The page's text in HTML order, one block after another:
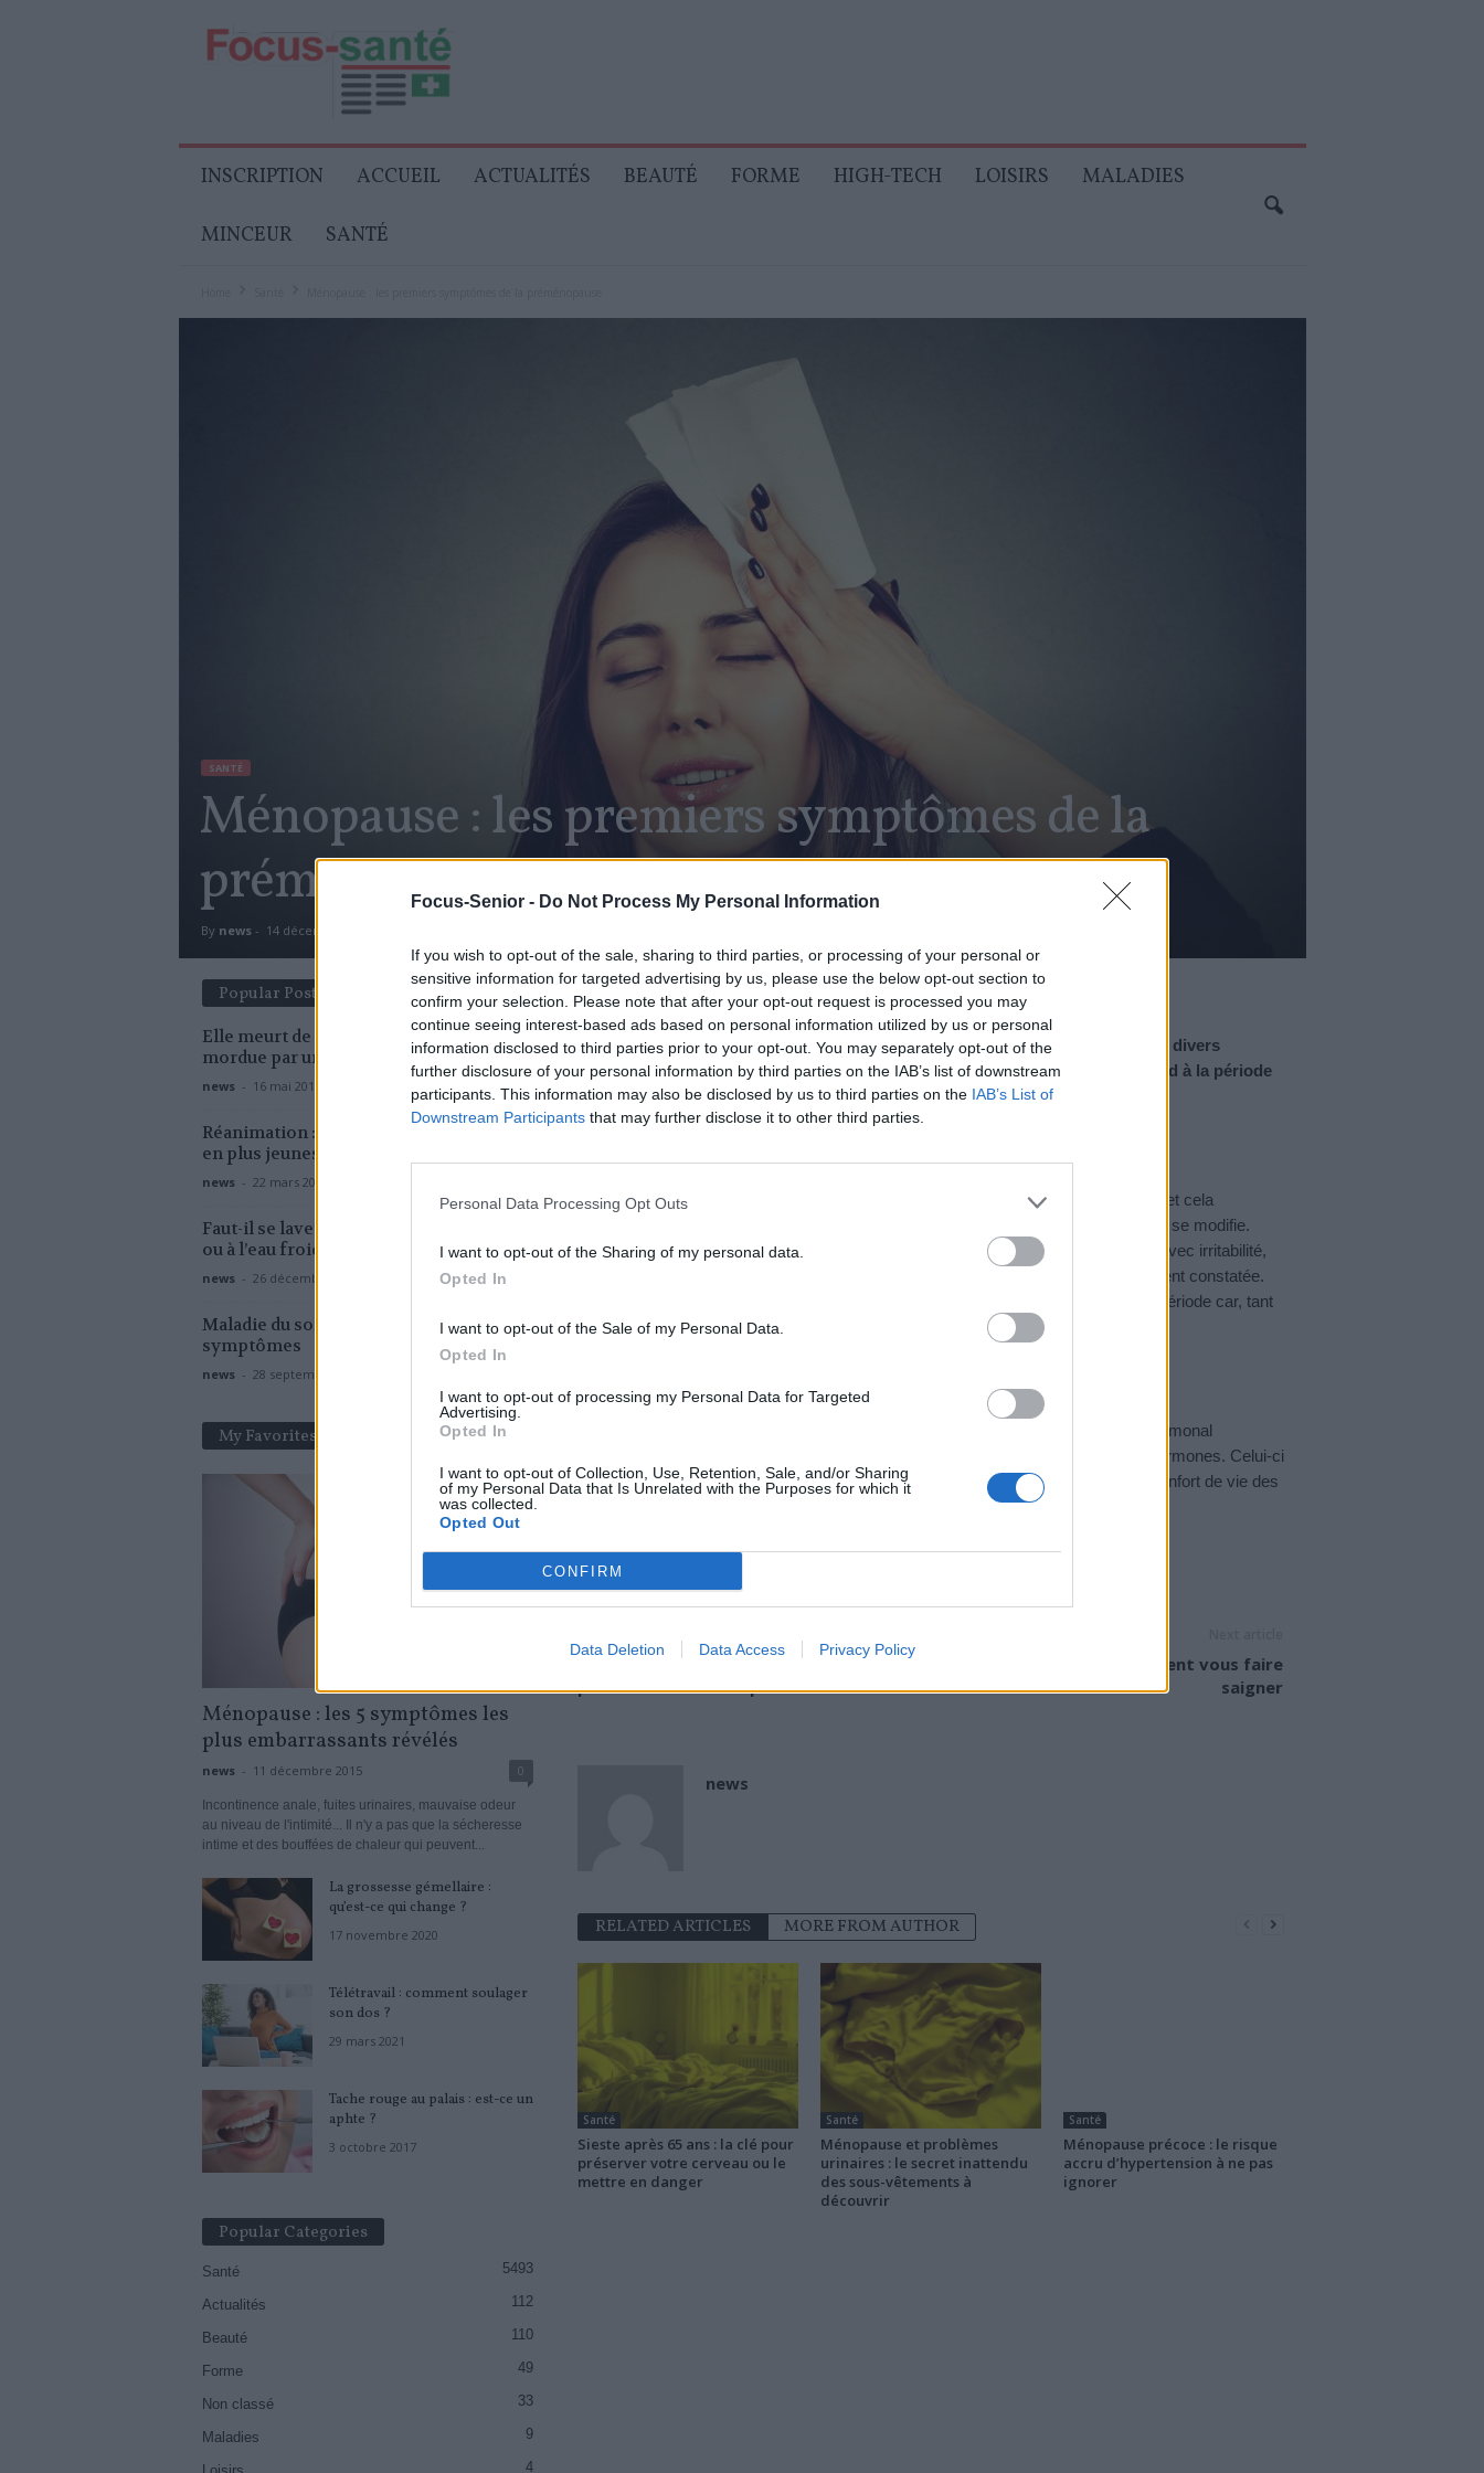
Focus-Senior - Do Not Process My Personal Information
If you wish to opt-out of the sale, sharing to third parties, or processing of your personal or
sensitive information for targeted advertising by us, please use the below opt-out section to
confirm your selection. Please note that after your opt-out request is processed you may
continue seeing interest-based ads based on personal information utilized by us or personal
information disclosed to third parties prior to your opt-out. You may separately opt-out of the
further disclosure of your personal information by third parties on the IAB’s list of downstream
participants. This information may also be disclosed by us to third parties on the IAB’s List of
Downstream Participants that may further disclose it to other third parties.
Personal Data Processing Opt Outs
I want to opt-out of the Sharing of my personal data.
Opted In
I want to opt-out of the Sale of my Personal Data.
Opted In
I want to opt-out of processing my Personal Data for Targeted
Advertising.
Opted In
I want to opt-out of Collection, Use, Retention, Sale, and/or Sharing
of my Personal Data that Is Unrelated with the Purposes for which it
was collected.
Opted Out
CONFIRM
Data Deletion Data Access Privacy Policy
Senior
INSCRIPTION ACCUEIL ACTUALITÉS BEAUTÉ FORME HIGH-TECH LOISIRS MALADIES
MINCEUR SANTÉ
SANTÉ
Ménopause : les premiers symptômes de la
préménopause
By news- 14 décembre 2017
SHARE Facebook Twitter
La pré-ménopause, apparaissant souvent à partir de 45 ans, se manifeste par divers
symptômes qui peuvent être très inconfortables au quotidien. Elle correspond à la période
transitoire qui précède la disparition des règles ou ménopause.
Lors de la pré-ménopause, les hormones sexuelles subissent de fortes variations et cela
commence à entraîner une irrégularité des cycles menstruels. L’aspect des règles se modifie.
Peuvent apparaître également des bouffées de chaleur, des troubles de l’humeur avec irritabilité,
anxiété, tristesse, voire un syndrome dépressif. L’augmentation du poids est souvent constatée.
Les seins peuvent être douloureux. Il faut cependant rester vigilant pendant cette période car, tant
que les règles sont présentes, une grossesse est encore possible.
Pour diminuer les signes de la pré-ménopause, on peut proposer un traitement hormonal
substitutif par œstrogènes et progestérone pour pallier la chute naturelle de ces hormones. Celui-ci
n’aura pas pour effet de retarder la ménopause, mais simplement d’améliorer le confort de vie des
femmes qui ont des symptômes de pré-ménopause qui…Lire…
TAGS MÉNOPAUSE MENOPAUSE TRAITEMENT SYMPTOME MENOPAUSE
Deuil : les étapes par lesquelles on
passe à la mort d’un proche
4 médicaments qui peuvent vous faire
saigner
news
RELATED ARTICLES MORE FROM AUTHOR
Santé
Sieste après 65 ans : la clé pour
préserver votre cerveau ou le
mettre en danger
Santé
Ménopause et problèmes
urinaires : le secret inattendu
des sous-vêtements à
découvrir
Santé
Ménopause précoce : le risque
accru d’hypertension à ne pas
ignorer
Popular Posts
Elle meurt de la rage après avoir été
mordue par un chiot qu’elle a...
news - 16 mai 2019
Réanimation : des patients Covid de plus
en plus jeunes
news - 22 mars 2021
Faut-il se laver les mains à l’eau chaude
ou à l’eau froide ?
news - 26 décembre 2022
Maladie du sommeil : les principaux
symptômes
news - 28 septembre 2017
My Favorites
Ménopause : les 5 symptômes les
plus embarrassants révélés
news - 11 décembre 2015 0
Incontinence anale, fuites urinaires, mauvaise odeur
au niveau de l'intimité... Il n'y a pas que la sécheresse
intime et des bouffées de chaleur qui peuvent...
La grossesse gémellaire :
qu’est-ce qui change ?
17 novembre 2020
Télétravail : comment soulager
son dos ?
29 mars 2021
Tache rouge au palais : est-ce un
aphte ?
3 octobre 2017
Popular Categories
Santé 5493
Actualités 112
Beauté 110
Forme 49
Non classé 33
Maladies 9
4